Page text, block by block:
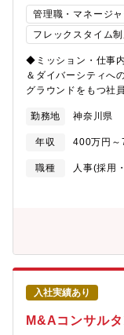
ネージャー職階では
APACへの報告や調
ャリスト職階では、
チーム全体の調達品
す。
管理職・マネージ
フレックスタイム
◆ミッション・仕事
＆ダイバーシティへ
グラウンドをもつ社
にも取り組んでおり
躍しています。障が
充実していくため、
しています。人事本
ようにサポートする
作など）を活用した
員の業務面での管理
内容・メンバーの勤
り出しとサテライト
導・メンバーの業務
受け・問題発生時の
オフィスについて：
設置されたオフィス
勤務地 神奈川県
年収 400万円～
職種
人事(採用
入社実績あり
M&Aコンサルタ